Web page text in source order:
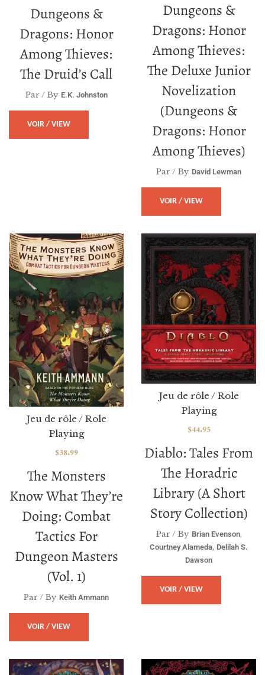
Dungeons &
Dragons: Honor
Among Thieves:
The Druid’s Call
Par / By E.K. Johnston
VOIR / VIEW
Dungeons &
Dragons: Honor
Among Thieves:
The Deluxe Junior
Novelization
(Dungeons &
Dragons: Honor
Among Thieves)
Par / By David Lewman
VOIR / VIEW
The Monsters
Know What They’re
Doing: Combat
Tactics For
Dungeon Masters
(vol. 1)
Jeu de rôle / Role
Playing
$38.99
Par / By Keith Ammann
VOIR / VIEW
Diablo: Tales From
The Horadric
Library (A Short
Story Collection)
Jeu de rôle / Role
Playing
$44.95
Par / By Brian Evenson,
Courtney Alameda, Delilah S.
Dawson
VOIR / VIEW